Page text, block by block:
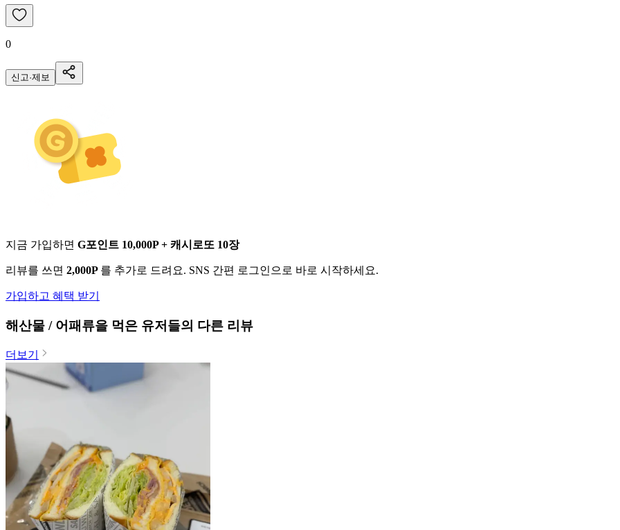
0
신고·제보
지금 가입하면 G포인트 10,000P + 캐시로또 10장
리뷰를 쓰면 2,000P 를 추가로 드려요. SNS 간편 로그인으로 바로 시작하세요.
가입하고 혜택 받기
해산물 / 어패류을 먹은 유저들의 다른 리뷰
더보기